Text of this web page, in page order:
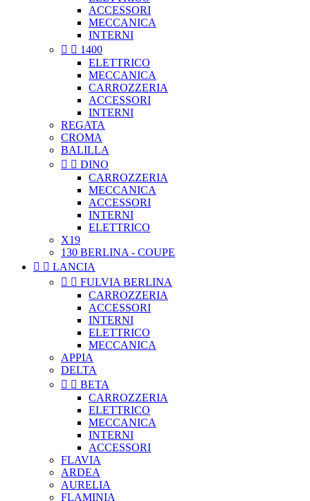
ACCESSORI
MECCANICA
INTERNI
  1400
ELETTRICO
MECCANICA
CARROZZERIA
ACCESSORI
INTERNI
REGATA
CROMA
BALILLA
  DINO
CARROZZERIA
MECCANICA
ACCESSORI
INTERNI
ELETTRICO
X19
130 BERLINA - COUPE
  LANCIA
  FULVIA BERLINA
CARROZZERIA
ACCESSORI
INTERNI
ELETTRICO
MECCANICA
APPIA
DELTA
  BETA
CARROZZERIA
ELETTRICO
MECCANICA
INTERNI
ACCESSORI
FLAVIA
ARDEA
AURELIA
FLAMINIA